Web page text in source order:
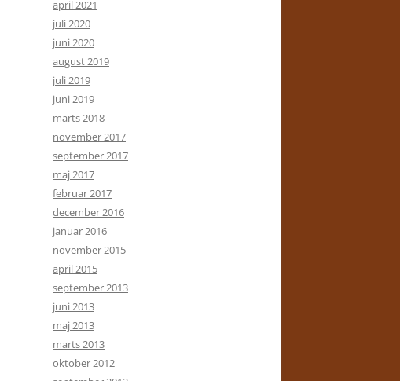
april 2021
juli 2020
juni 2020
august 2019
juli 2019
juni 2019
marts 2018
november 2017
september 2017
maj 2017
februar 2017
december 2016
januar 2016
november 2015
april 2015
september 2013
juni 2013
maj 2013
marts 2013
oktober 2012